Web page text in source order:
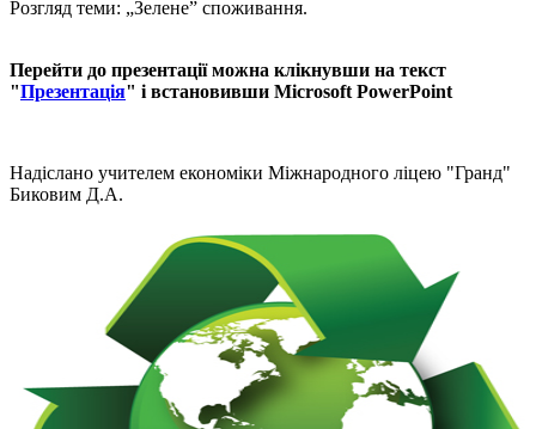
Розгляд теми: „Зелене” споживання.
Перейти до презентації можна клікнувши на текст
"Презентація" і встановивши Microsoft PowerPoint
Надіслано учителем економіки Міжнародного ліцею "Гранд"
Биковим Д.А.